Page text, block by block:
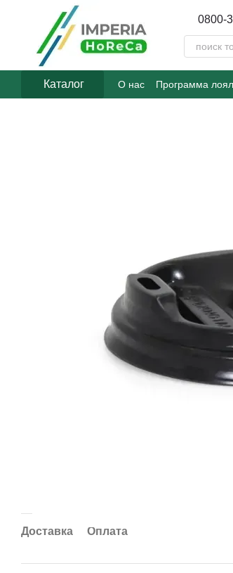
Перейти к основному контенту
0800-
Каталог О нас Программа
Договор публичной
Доставка Оплата